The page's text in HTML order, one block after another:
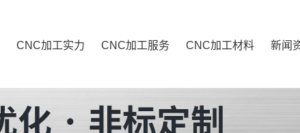
CNC加工实力 CNC加工服务 CNC加工材料 新闻